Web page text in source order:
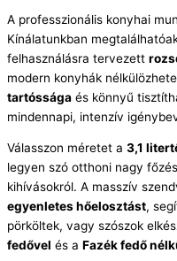
A professzionális konyhai
Kínálatunkban
felhasználásra tervezett
modern konyhák
tartóssága és könnyű
mindennapi, intenzív
Válasszon méretet a 3,1
legyen szó otthoni nagy
kihívásokról. A masszív
egyenletes hőelosztást,
pörköltek, vagy szószok
fedővel és a Fazék fedő